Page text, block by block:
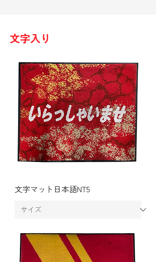
文字マット日本語NT5
文字入り